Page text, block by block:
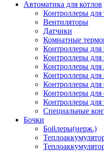
Автоматика для котлов
Контроллеры для
Вентиляторы
Датчики
Комнатные
Контроллеры для
Контроллеры для
Контроллеры для
Контроллеры для
Контроллеры для
Контроллеры для
Контроллеры для
Специальные
Бочки
Бойлеры(нерж.)